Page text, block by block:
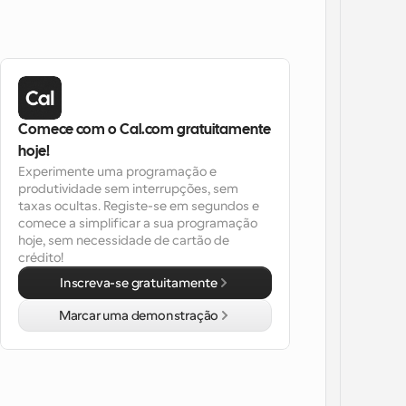
Comece com o Cal.com gratuitamente
hoje!
Experimente uma programação e
produtividade sem interrupções, sem
taxas ocultas. Registe-se em segundos e
comece a simplificar a sua programação
hoje, sem necessidade de cartão de
crédito!
Inscreva-se gratuitamente
Marcar uma demonstração